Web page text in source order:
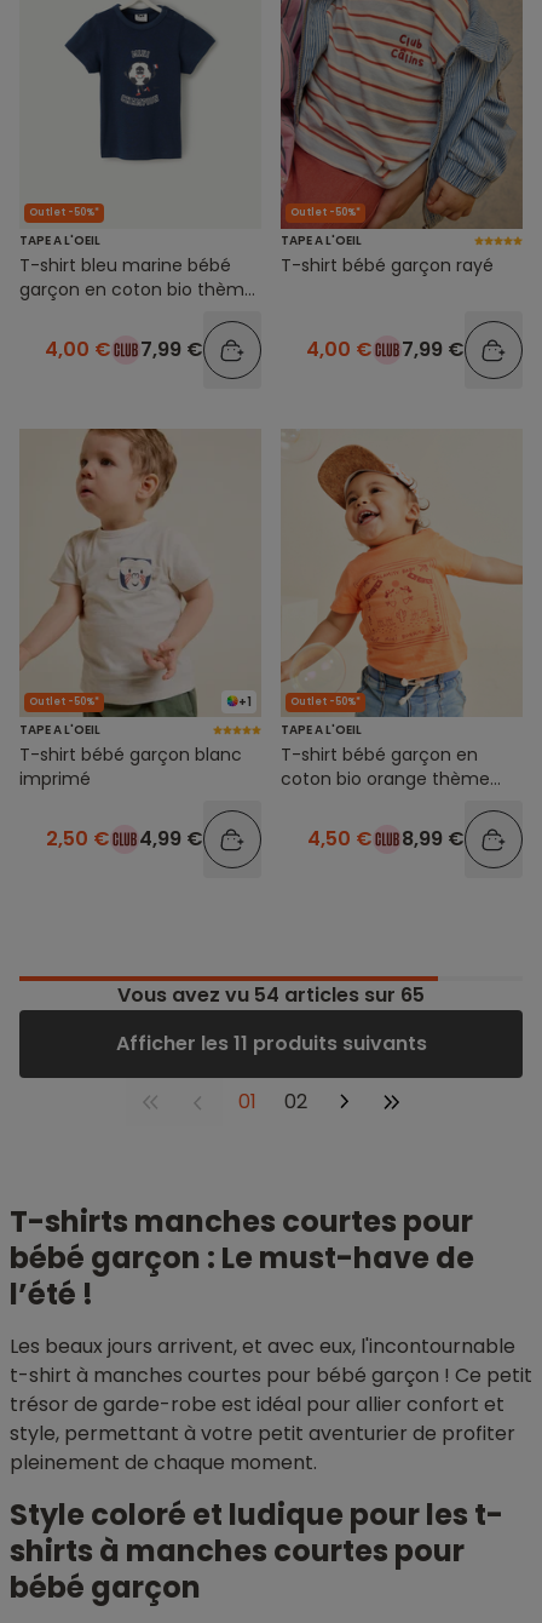
Outlet -50%*
TAPE A L'OEIL
T-shirt bleu marine bébé
garçon en coton bio thème
4,00 € 7,99 €
Outlet -50%*
TAPE A L'OEIL
T-shirt bébé garçon rayé
4,00 € 7,99 €
+1
Outlet -50%*
TAPE A L'OEIL
T-shirt bébé garçon blanc
imprimé
2,50 € 4,99 €
Outlet -50%*
TAPE A L'OEIL
T-shirt bébé garçon en
coton bio orange thème
4,50 € 8,99 €
Vous avez vu 54 articles sur 65
Afficher les 11 produits suivants
01 02
T-shirts manches courtes pour
bébé garçon : Le must-have de
l’été !
Les beaux jours arrivent, et avec eux, l'incontournable
t-shirt à manches courtes pour bébé garçon ! Ce petit
trésor de garde-robe est idéal pour allier confort et
style, permettant à votre petit aventurier de profiter
pleinement de chaque moment.
Style coloré et ludique pour les t-
shirts à manches courtes pour
bébé garçon